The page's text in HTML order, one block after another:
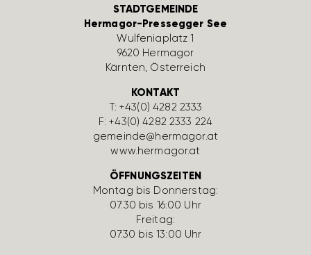
STADTGEMEINDE
Hermagor-Pressegger See
Wulfe­nia­platz 1
9620 Hermagor
Kärnten, Öster­reich
KONTAKT
T:+43(0) 4282 2333
F: +43(0) 4282 2333 224
gemeinde@hermagor.at
www.hermagor.at
ÖFFNUNGSZEITEN
Montag bis Donnerstag:
07:30 bis 16:00 Uhr
Freitag:
07:30 bis 13:00 Uhr